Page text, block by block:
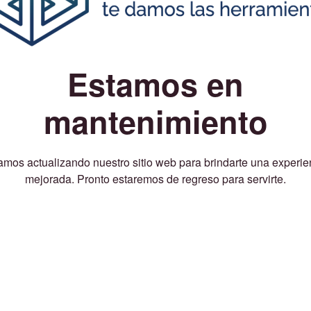
Estamos en
mantenimiento
actualizando nuestro sitio web para brindarte una
mejorada. Pronto estaremos de regreso para servirte.